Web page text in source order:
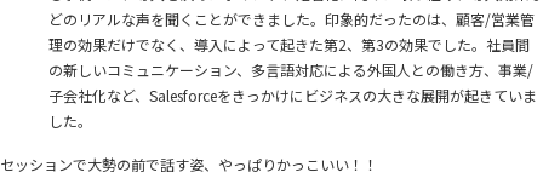
どのリアルな声を聞くことができました。印象的だったのは、顧客/営業管
理の効果だけでなく、導入によって起きた第2、第3の効果でした。社員間
の新しいコミュニケーション、多言語対応による外国人との働き方、事業/
子会社化など、Salesforceをきっかけにビジネスの大きな展開が起きていま
した。
セッションで大勢の前で話す姿、やっぱりかっこいい！！